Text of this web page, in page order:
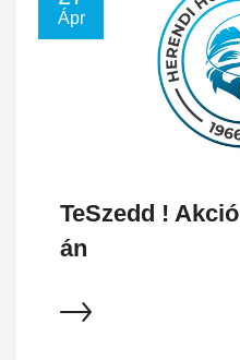
Ápr
TeSzedd !
án